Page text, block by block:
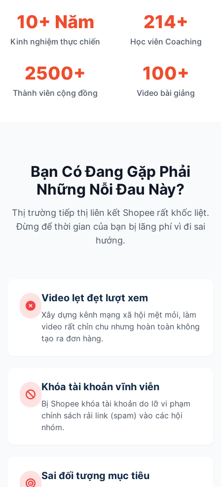
10+ Năm
Kinh nghiệm thực chiến
214+
Học viên Coaching
2500+
Thành viên cộng đồng
100+
Video bài giảng
Bạn Có Đang Gặp Phải
Những Nỗi Đau Này?
Thị trường tiếp thị liên kết Shopee rất khốc liệt.
Đừng để thời gian của bạn bị lãng phí vì đi sai
hướng.
Video lẹt đẹt lượt xem
Xây dựng kênh mạng xã hội mệt mỏi, làm
video rất chỉn chu nhưng hoàn toàn không
tạo ra đơn hàng.
Khóa tài khoản vĩnh viễn
Bị Shopee khóa tài khoản do lỡ vi phạm
chính sách rải link (spam) vào các hội
nhóm.
Sai đối tượng mục tiêu